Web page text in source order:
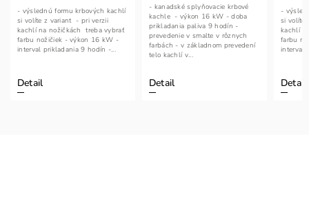
Detail
- výslednú formu krbových kachlí
si volíte z variant - pri verzii
kachlí na nožičkách treba vybrať
farbu nožičiek - výkon 16 kW -
interval prikladania 9 hodín -...
Detail
- kanadské splyňovacie krbové
kachle - výkon 16 kW - doba
prikladania paliva 9 hodín -
prevedenie v smalte v rôznych
farbách - v základnom prevedení
telo kachlí v...
Detail
-
si volíte
kachlí
farbu
interval